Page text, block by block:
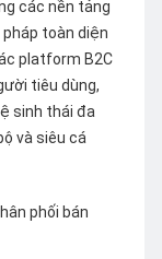
các nền tảng
toàn diện
platform B2C
tiêu dùng,
sinh thái đa
và siêu cá
phối bán